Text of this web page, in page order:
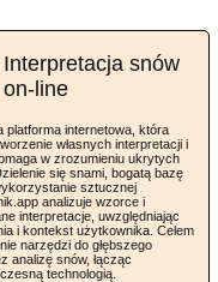
Interpretacja snów
on-line
platforma internetowa, która
własnych interpretacji i
w zrozumieniu ukrytych
się snami, bogatą bazę
sztucznej
analizuje wzorce i
interpretacje, uwzględniając
i kontekst użytkownika. Celem
narzędzi do głębszego
analizę snów, łącząc
technologią.